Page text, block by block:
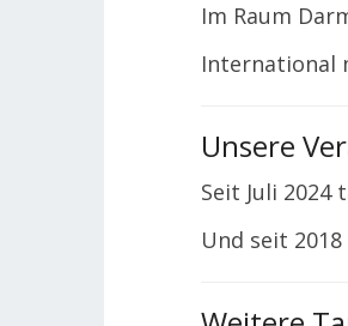
Im Raum
International
Unsere
Seit Juli 2024
Und seit